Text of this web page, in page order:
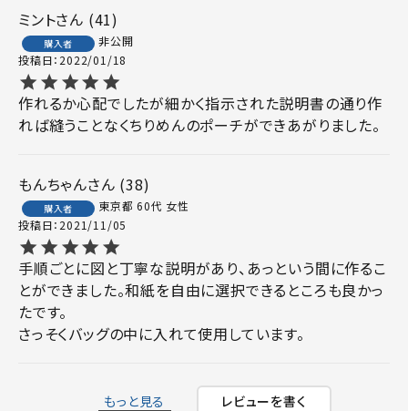
ミント 41
購入者
非公開
投稿日 2022/01/18
作れるか心配でしたが細かく指示された説明書の通り作
れば縫うことなくちりめんのポーチができあがりました。
もんちゃん 38
購入者 東京都 60代 女性
投稿日 2021/11/05
手順ごとに図と丁寧な説明があり、あっという間に作るこ
とができました。和紙を自由に選択できるところも良かっ
たです。
もっと見る レビューを書く